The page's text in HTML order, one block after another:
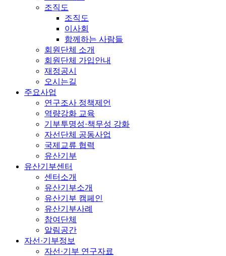
조직도
조직도
이사회
함께하는 사람들
회원단체 소개
회원단체 가입안내
재정공시
오시는길
주요사업
연구조사 정책제언
역량강화 교육
기부투명성·책무성 강화
자선단체 공동사업
국제교류 협력
유산기부
유산기부센터
센터소개
유산기부소개
유산기부 캠페인
유산기부사례
참여단체
알림공간
자선·기부정보
자선·기부 연구자료